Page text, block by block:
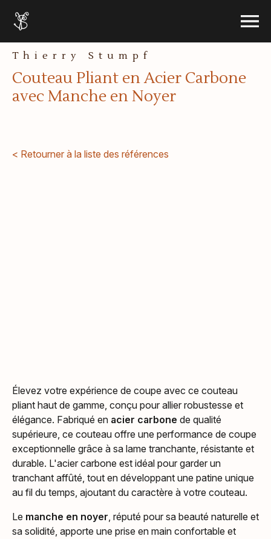
Aller au contenu
Accueil Ouvrir
menu
Thierry Stumpf
Couteau Pliant en Acier Carbone
avec Manche en Noyer
< Retourner à la liste des références
Élevez votre expérience de coupe avec ce couteau
pliant haut de gamme, conçu pour allier robustesse et
élégance. Fabriqué en acier carbone de qualité
supérieure, ce couteau offre une performance de coupe
exceptionnelle grâce à sa lame tranchante, résistante et
durable. L'acier carbone est idéal pour garder un
tranchant affûté, tout en développant une patine unique
au fil du temps, ajoutant du caractère à votre couteau.
Le manche en noyer, réputé pour sa beauté naturelle et
sa solidité, apporte une prise en main confortable et